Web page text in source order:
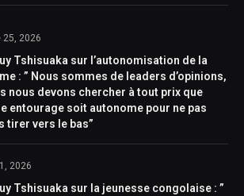
25, 2026
Tshisuaka sur l’autonomisation de la
: ” Nous sommes de leaders d’opinions,
nous devons chercher à tout prix que
entourage soit autonome pour ne pas
tirer vers le bas”
2026
Tshisuaka sur la jeunesse congolaise : ”